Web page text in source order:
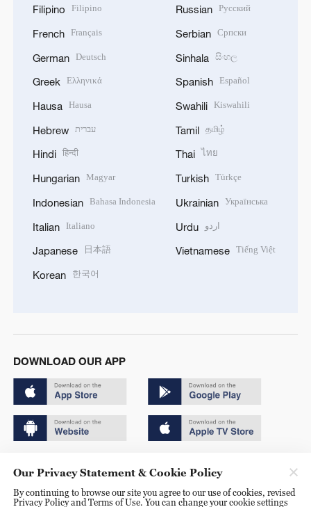
Filipino Filipino
French Français
German Deutsch
Greek Ελληνικά
Hausa Hausa
Hebrew עברית
Hindi हिन्दी
Hungarian Magyar
Indonesian Bahasa Indonesia
Italian Italiano
Japanese 日本語
Korean 한국어
Russian Русский
Serbian Српски
Sinhala සිංහල
Spanish Español
Swahili Kiswahili
Tamil தமிழ்
Thai ไทย
Turkish Türkçe
Ukrainian Українська
Urdu اردو
Vietnamese Tiếng Việt
DOWNLOAD OUR APP
京ICP备20000184号
Our Privacy Statement & Cookie Policy
By continuing to browse our site you agree to our use of cookies, revised
Privacy Policy and Terms of Use. You can change your cookie settings